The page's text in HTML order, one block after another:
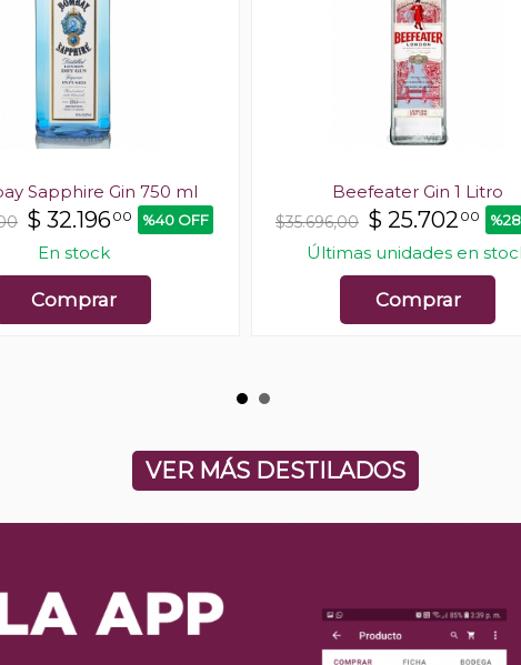
Sapphire Gin 750 ml
$ 32.19600 %40 OFF
En stock
Comprar
Beefeater Gin 1 Litro
$35.696,00 $ 25.702 00
Últimas unidades en
Comprar
VER MÁS DESTILADOS